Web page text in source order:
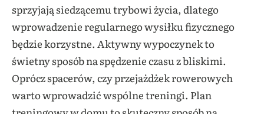
sprzyjają siedzącemu trybowi życia, dlatego
wprowadzenie regularnego wysiłku fizycznego
będzie korzystne. Aktywny wypoczynek to
świetny sposób na spędzenie czasu z bliskimi.
Oprócz spacerów, czy przejażdżek rowerowych
warto wprowadzić wspólne treningi. Plan